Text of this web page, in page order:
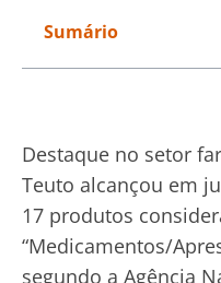
Sumário
Destaque no setor
Teuto alcançou em
17 produtos
“Medicamentos/
segundo a Agência